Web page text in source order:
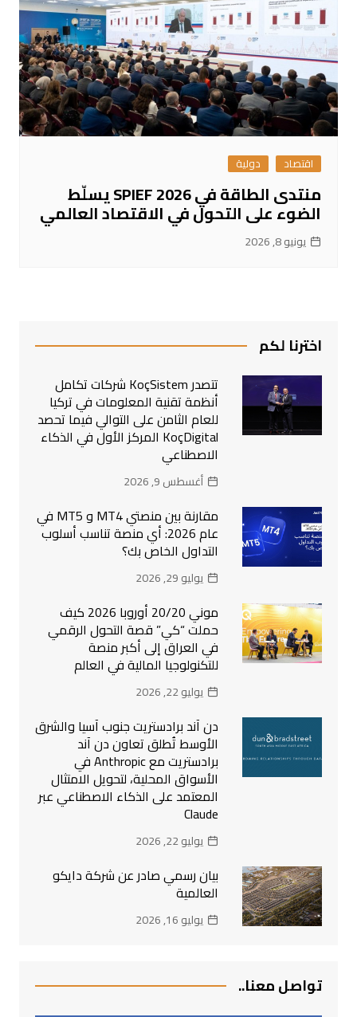
اقتصاد دولية
منتدى الطاقة في SPIEF 2026 يسلّط
الضوء على التحول في الاقتصاد العالمي
يونيو 8, 2026
اخترنا لكم
تتصدر KoçSistem شركات تكامل
أنظمة تقنية المعلومات في تركيا
للعام الثامن على التوالي فيما تحصد
KoçDigital المركز الأول في الذكاء
الاصطناعي
أغسطس 9, 2026
مقارنة بين منصتي MT4 و MT5 في
عام 2026: أي منصة تناسب أسلوب
التداول الخاص بك؟
يوليو 29, 2026
موني 20/20 أوروبا 2026 كيف
حملت “كي” قصة التحول الرقمي
في العراق إلى أكبر منصة
للتكنولوجيا المالية في العالم
يوليو 22, 2026
دن آند برادستريت جنوب آسيا والشرق
الأوسط تُطلق تعاون دن آند
برادستريت مع Anthropic في
الأسواق المحلية، لتحويل الامتثال
المعتمد على الذكاء الاصطناعي عبر
Claude
يوليو 22, 2026
بيان رسمي صادر عن شركة دايكو
العالمية
يوليو 16, 2026
تواصل معنا..